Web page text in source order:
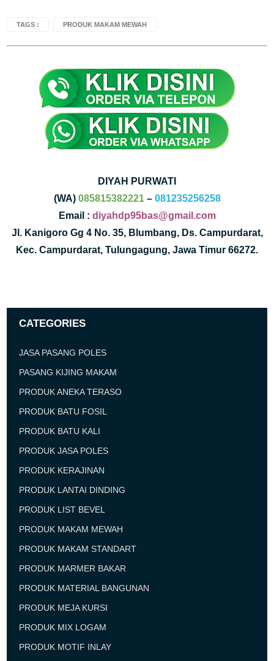
TAGS : PRODUK MAKAM MEWAH
DIYAH PURWATI
(WA) 085815382221– 081235256258
Email : diyahdp95bas@gmail.com
Jl. Kanigoro Gg 4 No. 35, Blumbang, Ds. Campurdarat,
Kec. Campurdarat, Tulungagung, Jawa Timur 66272.
CATEGORIES
JASA PASANG POLES
PASANG KIJING MAKAM
PRODUK ANEKA TERASO
PRODUK BATU FOSIL
PRODUK BATU KALI
PRODUK JASA POLES
PRODUK KERAJINAN
PRODUK LANTAI DINDING
PRODUK LIST BEVEL
PRODUK MAKAM MEWAH
PRODUK MAKAM STANDART
PRODUK MARMER BAKAR
PRODUK MATERIAL BANGUNAN
PRODUK MEJA KURSI
PRODUK MIX LOGAM
PRODUK MOTIF INLAY